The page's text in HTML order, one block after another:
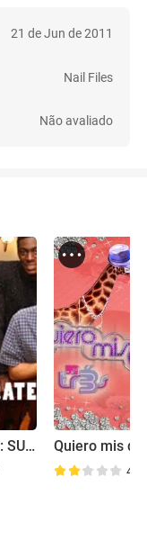
21 de Jun de 2011
Nail Files
Não avaliado
Fraternity Life: SUNY Buffalo Quiero mis
4.5